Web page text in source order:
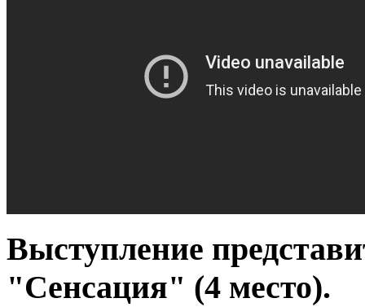
Выступление
"Сенсация" (4 место).